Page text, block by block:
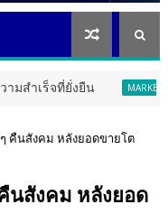
งยืน MARKETING PMT
ๆ คืนสังคม หลังยอดขายโต
นสังคม หลังยอด